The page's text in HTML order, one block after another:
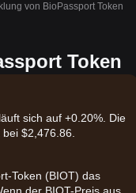
von BioPassport Token
Token
sich auf +0.20%. Die
$2,476.86.
Token (BIOT) das